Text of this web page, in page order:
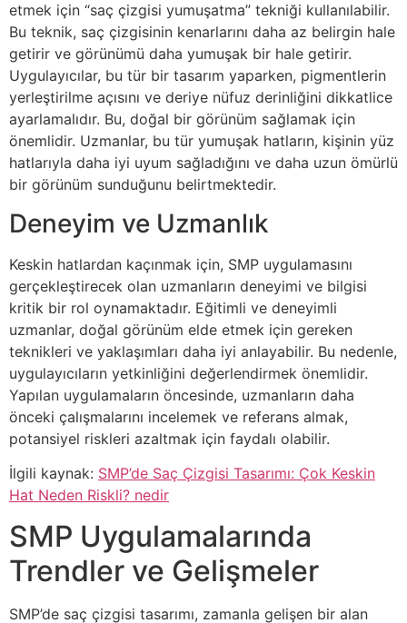
etmek için “saç çizgisi yumuşatma” tekniği kullanılabilir.
Bu teknik, saç çizgisinin kenarlarını daha az belirgin hale
getirir ve görünümü daha yumuşak bir hale getirir.
Uygulayıcılar, bu tür bir tasarım yaparken, pigmentlerin
yerleştirilme açısını ve deriye nüfuz derinliğini dikkatlice
ayarlamalıdır. Bu, doğal bir görünüm sağlamak için
önemlidir. Uzmanlar, bu tür yumuşak hatların, kişinin yüz
hatlarıyla daha iyi uyum sağladığını ve daha uzun ömürlü
bir görünüm sunduğunu belirtmektedir.
Deneyim ve Uzmanlık
Keskin hatlardan kaçınmak için, SMP uygulamasını
gerçekleştirecek olan uzmanların deneyimi ve bilgisi
kritik bir rol oynamaktadır. Eğitimli ve deneyimli
uzmanlar, doğal görünüm elde etmek için gereken
teknikleri ve yaklaşımları daha iyi anlayabilir. Bu nedenle,
uygulayıcıların yetkinliğini değerlendirmek önemlidir.
Yapılan uygulamaların öncesinde, uzmanların daha
önceki çalışmalarını incelemek ve referans almak,
potansiyel riskleri azaltmak için faydalı olabilir.
İlgili kaynak: SMP’de Saç Çizgisi Tasarımı: Çok Keskin
Hat Neden Riskli? nedir
SMP Uygulamalarında
Trendler ve Gelişmeler
SMP’de saç çizgisi tasarımı, zamanla gelişen bir alan